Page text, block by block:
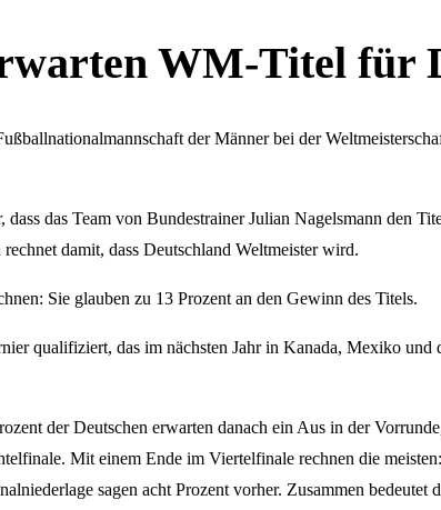
WM-Titel für
der Männer bei der
das Team von Bundestrainer Julian Nagelsmann den
damit, dass Deutschland Weltmeister wird.
Sie glauben zu 13 Prozent an den Gewinn des Titels.
qualifiziert, das im nächsten Jahr in Kanada, Mexiko und
der Deutschen erwarten danach ein Aus in der
Mit einem Ende im Viertelfinale rechnen die
sagen acht Prozent vorher. Zusammen bedeutet